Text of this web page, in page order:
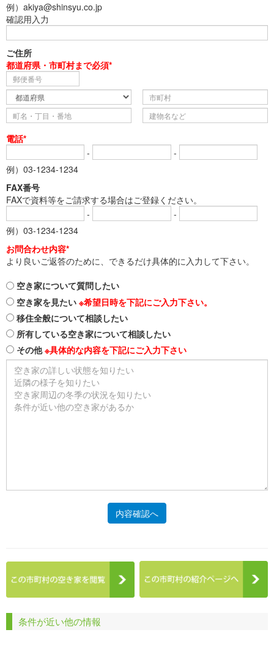
例）akiya@shinsyu.co.jp
確認用入力
ご住所
都道府県・市町村まで必須*
電話*
-
-
例）03-1234-1234
FAX番号
FAXで資料等をご請求する場合はご登録ください。
-
-
例）03-1234-1234
お問合わせ内容*
より良いご返答のために、できるだけ具体的に入力して下さい。
空き家について質問したい
空き家を見たい ※希望日時を下記にご入力下さい。
移住全般について相談したい
所有している空き家について相談したい
その他※具体的な内容を下記にご入力下さい
内容確認へ
条件が近い他の情報